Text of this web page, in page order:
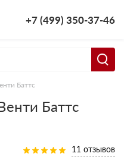
+7 (499) 350-37-46
Баттс
Баттс
11 отзывов